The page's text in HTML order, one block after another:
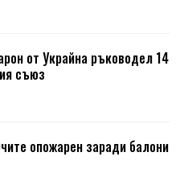
от Украйна ръководел 14
съюз
опожарен заради балони